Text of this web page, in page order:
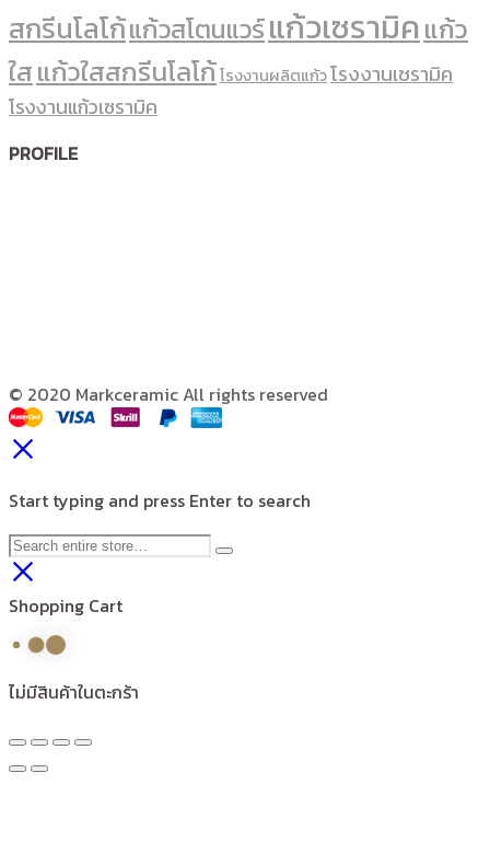
สกรีนโลโก้แก้วสโตนแวร์แก้วเซรามิคแก้ว
ใสแก้วใสสกรีนโลโก้โรงงานผลิตแก้วโรงงานเซรามิค
โรงงานแก้วเซรามิค
PROFILE
© 2020 Markceramic All rights reserved
Start typing and press Enter to search
Shopping Cart
ไม่มีสินค้าในตะกร้า